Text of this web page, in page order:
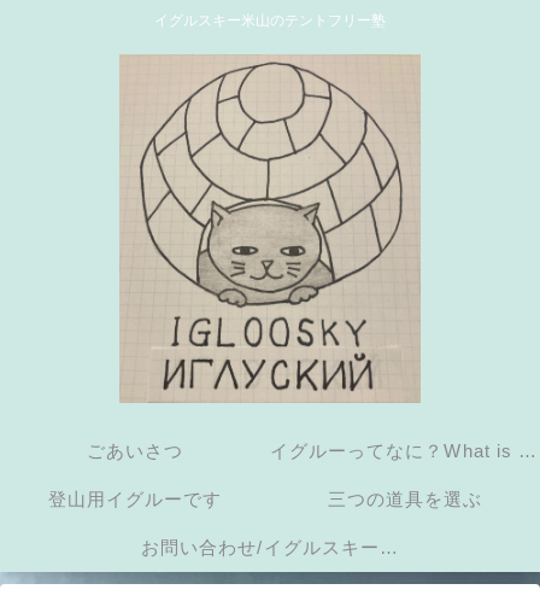
イグルスキー米山のテントフリー塾
ごあいさつ イグルーってなに？What is an
igloo?
登山用イグルーです 三つの道具を選ぶ
お問い合わせ/イグルスキーに